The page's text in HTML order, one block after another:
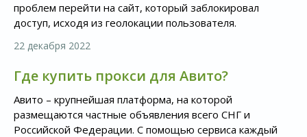
проблем перейти на сайт, который заблокировал
доступ, исходя из геолокации пользователя.
22 декабря 2022
Где купить прокси для Авито?
Авито – крупнейшая платформа, на которой
размещаются частные объявления всего СНГ и
Российской Федерации. С помощью сервиса каждый